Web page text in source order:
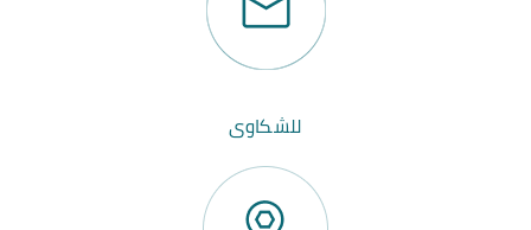
للشكاوى